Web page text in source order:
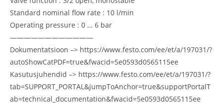
Standard nominal flow rate : 10 l/min
Operating pressure : 0 … 6 bar
————————————
Dokumentatsioon –> https://www.festo.com/ee/et/a/197031/?
autoShowCatPDF=true&fwacid=5e0593d0565115ee
Kasutusjuhendid –> https://www.festo.com/ee/et/a/197031/?
tab=SUPPORT_PORTAL&jumpToAnchor=true&supportPortalT
ab=technical_documentation&fwacid=5e0593d0565115ee